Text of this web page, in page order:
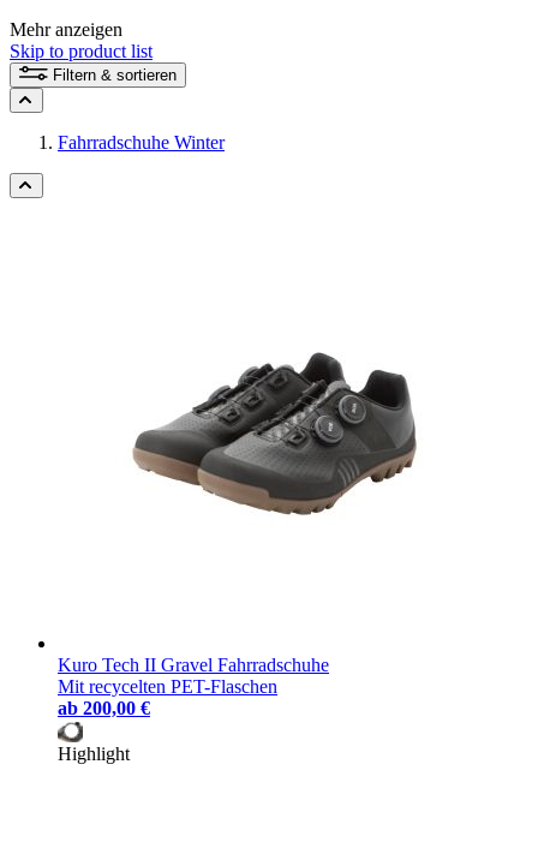
du mit dem Rennrad Pässe hinabsaust, den Trail mit dem
Mountainbike unter die Stollen nimmst, zu genussvollen
Fahrradtouren aufbrichst oder täglich mit dem Fahrrad pendelst.
Mehr anzeigen
Skip to product list
Filtern & sortieren
Fahrradschuhe Winter
Kuro Tech II Gravel Fahrradschuhe
Mit recycelten PET-Flaschen
ab 200,00 €
Highlight